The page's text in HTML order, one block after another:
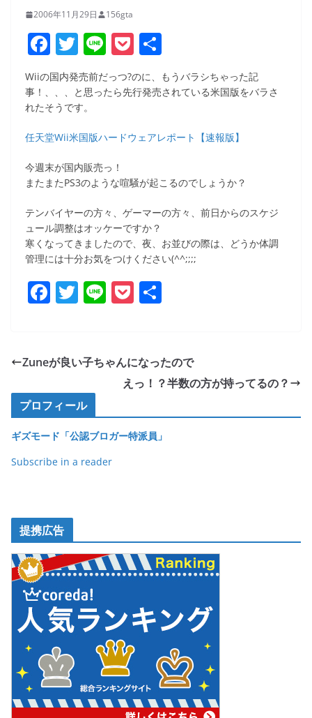
2006年11月29日 156gta
F
a
c
e
b
o
o
T
w
itt
er
Li
n
e
P
o
ck
有
Wiiの国内発売前だっつ?のに、もうバラシちゃった記
事！、、、と思ったら先行発売されている米国版をバラさ
れたそうです。
任天堂Wii米国版ハードウェアレポート【速報版】
今週末が国内販売っ！
またまたPS3のような喧騒が起こるのでしょうか？
テンバイヤーの方々、ゲーマーの方々、前日からのスケジ
ュール調整はオッケーですか？
寒くなってきましたので、夜、お並びの際は、どうか体調
管理には十分お気をつけください(^^;;;;
F
e
o
o
k
T
er
Li P
et
Zuneが良い子ちゃんになったので
えっ！？半数の方が持ってるの？
プロフィール
ギズモード「公認ブロガー特派員」
Subscribe in a reader
提携広告